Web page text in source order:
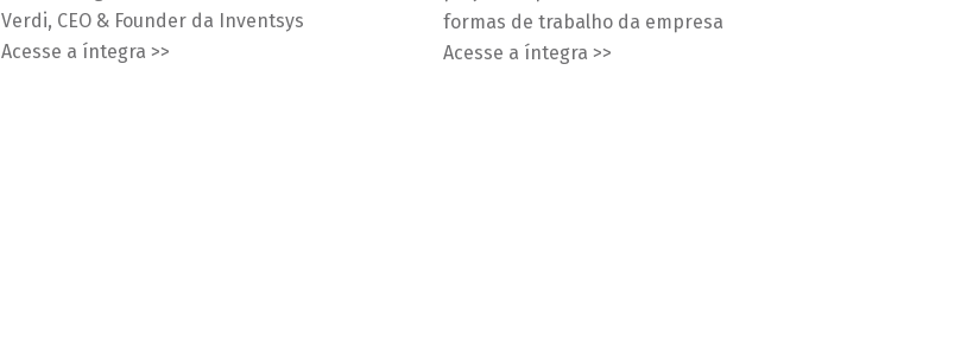
Verdi, CEO & Founder da Inventsys
Acesse a íntegra >>
formas de trabalho da empresa
Acesse a íntegra >>